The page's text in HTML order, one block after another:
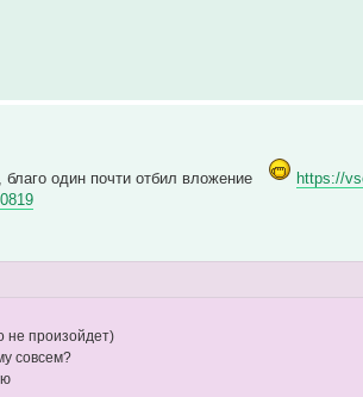
один почти отбил вложение
https://
не произойдет)
совсем?